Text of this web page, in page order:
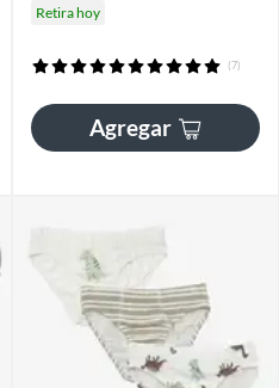
Retira hoy
(7)
Agregar